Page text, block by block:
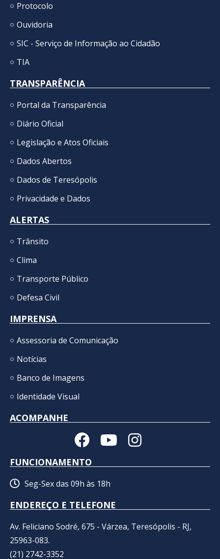
Protocolo
Ouvidoria
SIC - Serviço de Informação ao Cidadão
TIA
TRANSPARÊNCIA
Portal da Transparência
Diário Oficial
Legislação e Atos Oficiais
Dados Abertos
Dados de Teresópolis
Privacidade e Dados
ALERTAS
Trânsito
Clima
Transporte Público
Defesa Civil
IMPRENSA
Assessoria de Comunicação
Notícias
Banco de Imagens
Identidade Visual
ACOMPANHE
FUNCIONAMENTO
Seg-Sex das 09h às 18h
ENDEREÇO E TELEFONE
Av. Feliciano Sodré, 675 - Várzea, Teresópolis - RJ,
25963-083.
(21) 2742-3352​